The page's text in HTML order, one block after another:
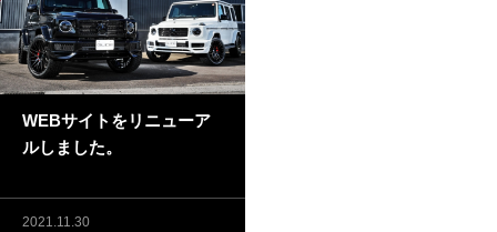
WEBサイトをリニューア
ルしました。
2021.11.30